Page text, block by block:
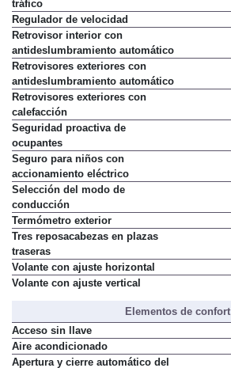
tráfico
Regulador de velocidad
Retrovisor interior con
antideslumbramiento automático
Retrovisores exteriores con
antideslumbramiento automático
Retrovisores exteriores con
calefacción
Seguridad proactiva de
ocupantes
Seguro para niños con
accionamiento eléctrico
Selección del modo de
conducción
Termómetro exterior
Tres reposacabezas en plazas
traseras
Volante con ajuste horizontal
Elementos de confort
Acceso sin llave
Aire acondicionado